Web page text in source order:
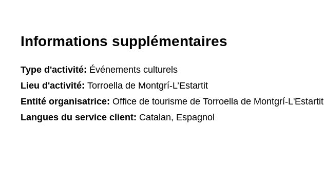
Informations supplémentaires
Type d'activité: Événements culturels
Lieu d'activité: Torroella de Montgrí-L’Estartit
Entité organisatrice: Office de tourisme de Torroella de Montgrí-L'Estartit
Langues du service client: Catalan, Espagnol